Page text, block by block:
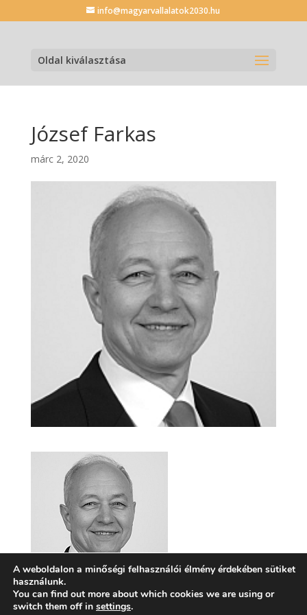
info@magyarvallalatok2030.hu
Oldal kiválasztása
József Farkas
márc 2, 2020
A weboldalon a minőségi felhasználói élmény érdekében sütiket
használunk.
You can find out more about which cookies we are using or
switch them off in settings.